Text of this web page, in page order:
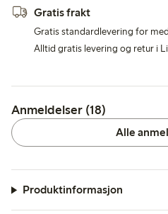
Gratis frakt
Gratis standardlevering for
Alltid gratis levering og retur i
Anmeldelser (18)
Alle
Produktinformasjon